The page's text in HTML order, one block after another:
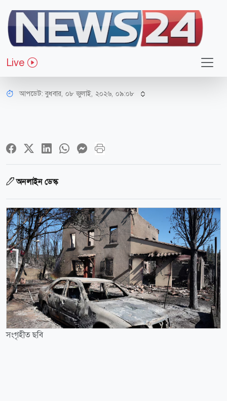
Live
আন্তর্জাতিক
দাবানলে পুড়ছে দক্ষিণ ফ্রান্স, ১২ হাজার
বাসিন্দাকে সরিয়ে নেওয়া হয়েছে
আপডেট: বুধবার, ০৮ জুলাই, ২০২৬, ০৯:০৮
অনলাইন ডেস্ক
সংগৃহীত ছবি